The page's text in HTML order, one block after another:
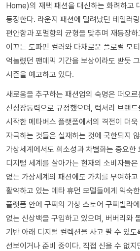
Home)의 재택 패션을 대신하는 화려하고
등장한다. 라운지 패션에 밀려났던 테일러
편안함과 포멀함의 균형을 맞추며 재등장
이끄는 도파민 컬러와 다채로운 플로럴 모
억눌렸던 팬데믹 기간을 보상이라도 받듯
시즌을 예고하고 있다.
새로움을 추구하는 패션업의 숙명은 떠오
신성장동력으로 규정했으며, 럭셔리 브랜드
시작한 메타버스 플랫폼에서의 격전이 더
자극하는 것들은 실재하는 것에 국한되지
가상세계에서도 희소성과 차별화는 중요한
디지털 세계를 살아가는 현재의 소비자들
없는 가상세계의 패션에도 가치를 부여하
활약하고 있는 메타 휴먼 모델들에게 익숙
플랫폼 안에 구찌의 가상 스토어 구찌빌라
없는 신상백을 구입하고 있으며, 버버리와
기반 아래 디지털 컬렉션을 사고 팔 수 있
선보이거나 준비 중이다. 직접 신을 수 없